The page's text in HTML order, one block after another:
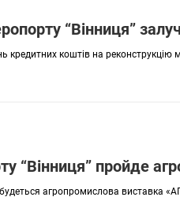
“Вінниця”
кредитних коштів на
“Вінниця” пройде
агропромислова виставка